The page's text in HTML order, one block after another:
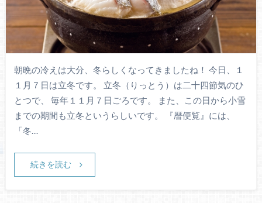
朝晩の冷えは大分、冬らしくなってきましたね！ 今日、１
１月７日は立冬です。 立冬（りっとう）は二十四節気のひ
とつで、 毎年１１月７日ごろです。 また、この日から小雪
までの期間も立冬というらしいです。 『暦便覧』には、
「冬…
続きを読む